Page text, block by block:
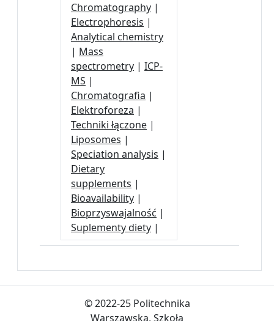
Chromatography |
Electrophoresis |
Analytical chemistry
| Mass
spectrometry | ICP-
MS |
Chromatografia |
Elektroforeza |
Techniki łączone |
Liposomes |
Speciation analysis |
Dietary
supplements |
Bioavailability |
Bioprzyswajalność |
Suplementy diety |
© 2022-25 Politechnika
Warszawska, Szkoła